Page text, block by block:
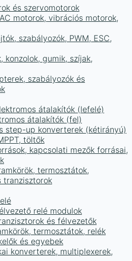
és szervomotorok
motorok, vibrációs motorok,
szabályozók, PWM, ESC,
konzolok, gumik, szíjak,
szabályozók és
átalakítók (lefelé)
átalakítók (fel)
step-up konverterek (kétirányú)
töltők
kapcsolati mezők forrásai,
termosztátok,
tranzisztorok
relé modulok
és félvezetők
termosztátok, relék
és egyebek
konverterek, multiplexerek,